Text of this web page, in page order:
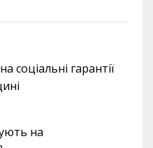
соціальні гарантії
на